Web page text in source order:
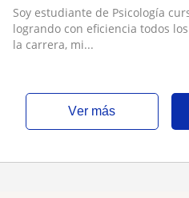
Soy estudiante de Psicología
logrando con eficiencia todos
la carrera, mi...
ver más